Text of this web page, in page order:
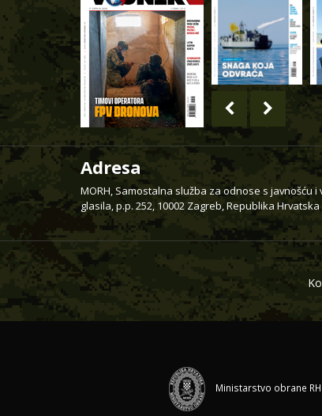
Adresa
MORH, Samostalna služba za odnose s javnošću i
glasila, p.p. 252, 10002 Zagreb, Republika Hrvatska
Ministarstvo obrane RH